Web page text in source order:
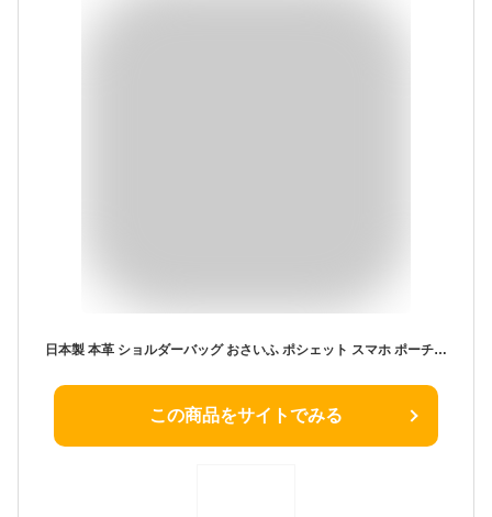
日本製 本革 ショルダーバッグ おさいふ ポシェット スマホ ポーチ お財布 ショルダー 軽量 サコッシュ SACURA（サクラ）【 ポシェット レディース 斜め掛け ミニ ショルダーバッグ 斜めがけバッグ レディース 小さめ bag ladies お財布ポシェット 本革 軽い pochette 旅行】
この商品をサイトでみる